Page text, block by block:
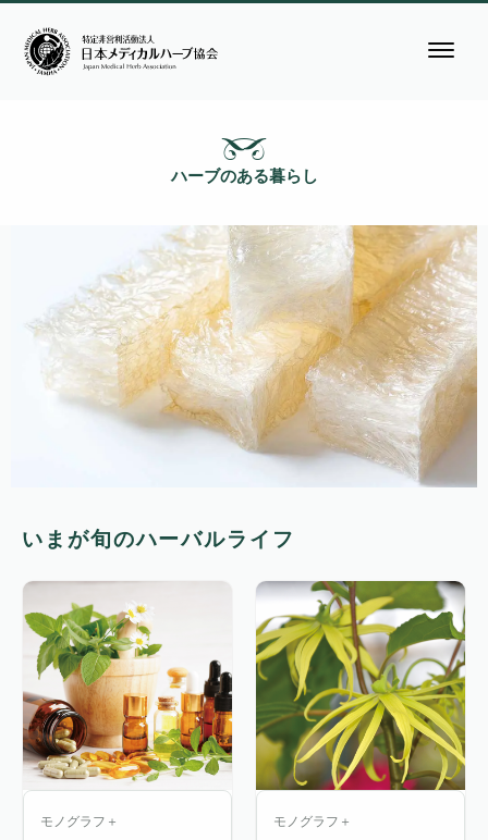
ハーブのある暮らし
いまが旬のハーバルライフ
モノグラフ＋ モノグラフ＋